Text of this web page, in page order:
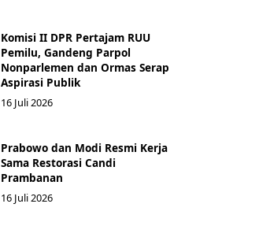
Komisi II DPR Pertajam RUU
Pemilu, Gandeng Parpol
Nonparlemen dan Ormas Serap
Aspirasi Publik
16 Juli 2026
Prabowo dan Modi Resmi Kerja
Sama Restorasi Candi
Prambanan
16 Juli 2026